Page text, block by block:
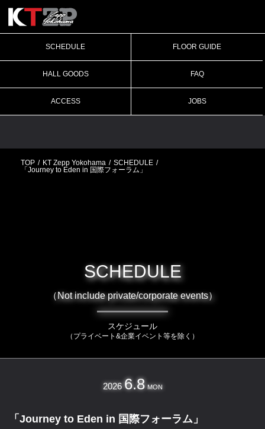
SCHEDULE FLOOR GUIDE
HALL GOODS FAQ
ACCESS JOBS
TOP KT Zepp Yokohama
SCHEDULE
「Journey to Eden in 国際フォーラム」
SCHEDULE
（Not include private/corporate events）
スケジュール
（プライベート&企業イベント等を除く）
2026 6.8 MON
「Journey to Eden in 国際フォーラム」